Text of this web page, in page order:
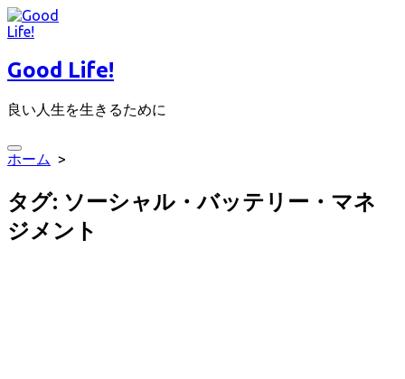
コ
ン
ン
へ
キ
ッ
Good Life!
良い人生を生きるために
検
り
替
え
ホーム >
タグ: ソーシャル・バッテリー・マネ
ジメント